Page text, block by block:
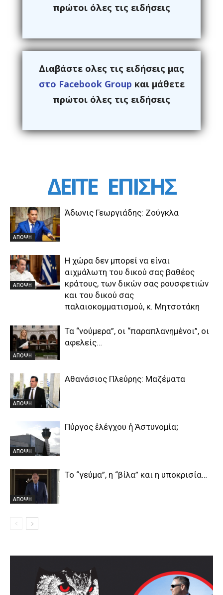
πρώτοι όλες τις ειδήσεις
Διαβάστε ολες τις ειδήσεις μας
στο Facebook Group και μάθετε
πρώτοι όλες τις ειδήσεις
ΔΕΙΤΕ ΕΠΙΣΗΣ
ΑΠΟΨΗ
Άδωνις Γεωργιάδης: Ζούγκλα
ΑΠΟΨΗ
Η χώρα δεν μπορεί να είναι
αιχμάλωτη του δικού σας βαθέος
κράτους, των δικών σας ρουσφετιών
και του δικού σας
παλαιοκομματισμού, κ. Μητσοτάκη
ΑΠΟΨΗ
Τα “νούμερα”, οι “παραπλανημένοι”, οι
αφελείς…
ΑΠΟΨΗ
Αθανάσιος Πλεύρης: Μαζέματα
ΑΠΟΨΗ
Πύργος ἐλέγχου ἡ Ἀστυνομία;
ΑΠΟΨΗ
Το “γεύμα”, η “βίλα” και η υποκρισία…